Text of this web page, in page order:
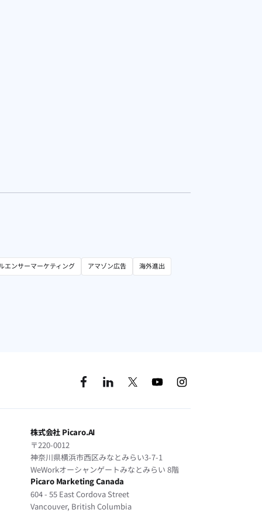
エンサーマーケティング アマゾン広告
海外進出
株式会社 Picaro.AI
〒220-0012
神奈川県横浜市西区みなとみらい3-7-1
WeWorkオーシャンゲートみなとみらい 8階
Picaro Marketing Canada
604 - 55 East Cordova Street
Vancouver, British Columbia